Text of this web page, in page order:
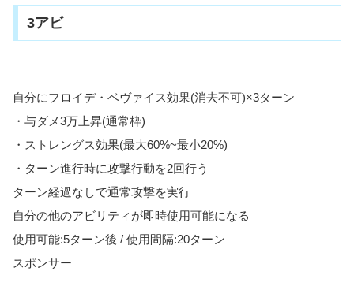
3アビ
自分にフロイデ・ベヴァイス効果(消去不可)×3ターン
・与ダメ3万上昇(通常枠)
・ストレングス効果(最大60%~最小20%)
・ターン進行時に攻撃行動を2回行う
ターン経過なしで通常攻撃を実行
自分の他のアビリティが即時使用可能になる
使用可能:5ターン後 / 使用間隔:20ターン
スポンサー